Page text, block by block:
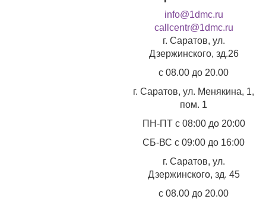
info@1dmc.ru
callcentr@1dmc.ru
г. Саратов, ул.
Дзержинского, зд.26
c 08.00 до 20.00
г. Саратов, ул. Менякина, 1,
пом. 1
ПН-ПТс 08:00 до 20:00
СБ-ВС с 09:00 до 16:00
г. Саратов, ул.
Дзержинского, зд. 45
c 08.00 до 20.00